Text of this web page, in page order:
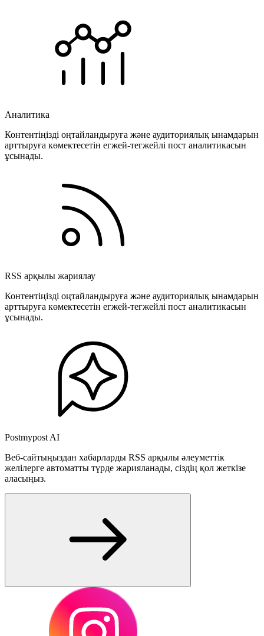
Аналитика
Контентіңізді оңтайландыруға және аудиториялық ынамдарын
арттыруға көмектесетін егжей-тегжейлі пост аналитикасын
ұсынады.
RSS арқылы жариялау
Контентіңізді оңтайландыруға және аудиториялық ынамдарын
арттыруға көмектесетін егжей-тегжейлі пост аналитикасын
ұсынады.
Postmypost AI
Веб-сайтыңыздан хабарларды RSS арқылы әлеуметтік
желілерге автоматты түрде жарияланады, сіздің қол жеткізе
аласыңыз.